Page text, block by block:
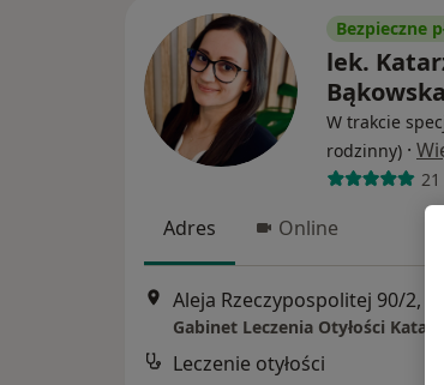
Bezpieczne
lek.
Bąkowska
W trakcie
rodzinny) ·
Adres Online
Aleja Rzeczypospolitej 90/2,
Gabinet Leczenia Otyłości
Leczenie otyłości